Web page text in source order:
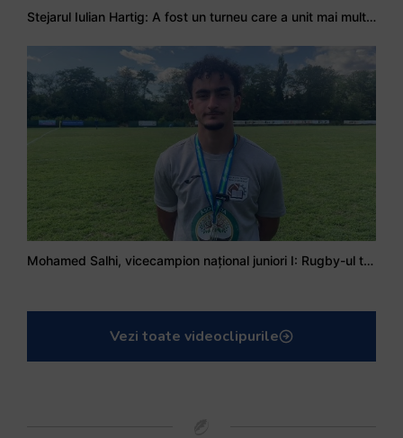
Stejarul Iulian Hartig: A fost un turneu care a unit mai mult echipa
Mohamed Salhi, vicecampion național juniori I: Rugby-ul te învață să accepți și înfrângerile
Vezi toate videoclipurile